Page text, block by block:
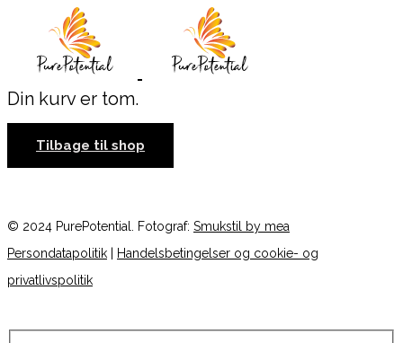
Din kurv er tom.
Tilbage til shop
© 2024 PurePotential. Fotograf: Smukstil by mea
Persondatapolitik | Handelsbetingelser og cookie- og
privatlivspolitik